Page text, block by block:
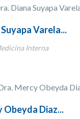
Varela...
Interna
Obeyda Diaz...